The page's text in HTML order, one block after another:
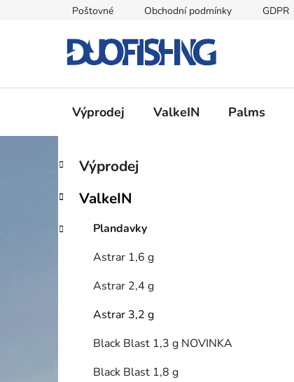
Poštovné Obchodní podmínky GDPR
Výprodej ValkeIN Palms
P
s
r
Přeskočit
kategorie
K
a
e
o
Výprodej
ValkeIN
Plandavky
Astrar 1,6 g
Astrar 2,4 g
Astrar 3,2 g
Black Blast 1,3 g NOVINKA
Black Blast 1,8 g